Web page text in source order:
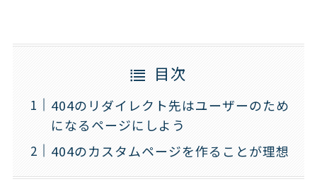
目次
404のリダイレクト先はユーザーのため
になるページにしよう
404のカスタムページを作ることが理想